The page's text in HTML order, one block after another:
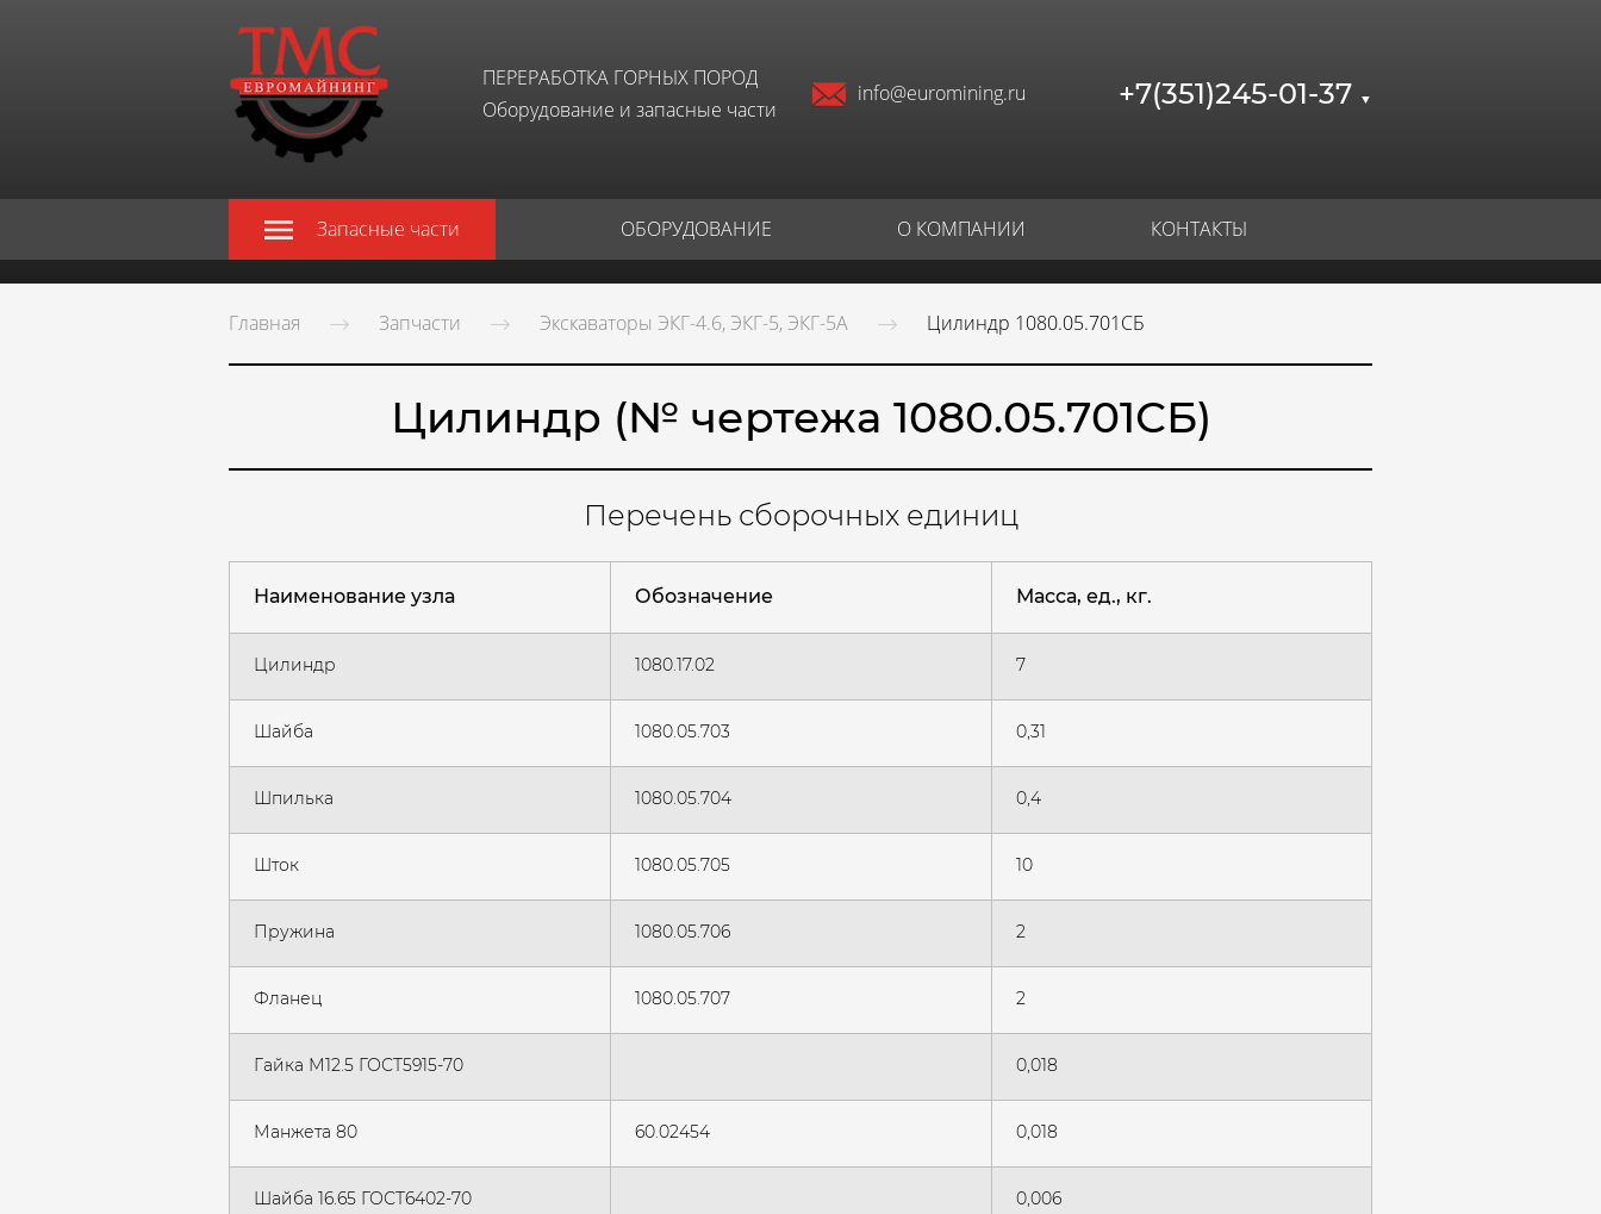
ПЕРЕРАБОТКА ГОРНЫХ ПОРОД
Оборудование и запасные части
info@euromining.ru +7(351)245-01-37 ▼
Запасные части ОБОРУДОВАНИЕ О КОМПАНИИ КОНТАКТЫ
Главная Запчасти Экскаваторы ЭКГ-4.6, ЭКГ-5, ЭКГ-5А Цилиндр 1080.05.701СБ
Цилиндр (№ чертежа 1080.05.701СБ)
Перечень сборочных единиц
Наименование узла Обозначение Масса, ед., кг.
Цилиндр 1080.17.02 7
Шайба 1080.05.703 0,31
Шпилька 1080.05.704 0,4
Шток 1080.05.705 10
Пружина 1080.05.706 2
Фланец 1080.05.707 2
Гайка М12.5 ГОСТ5915-70 0,018
Манжета 80 60.02454 0,018
Шайба 16.65 ГОСТ6402-70 0,006